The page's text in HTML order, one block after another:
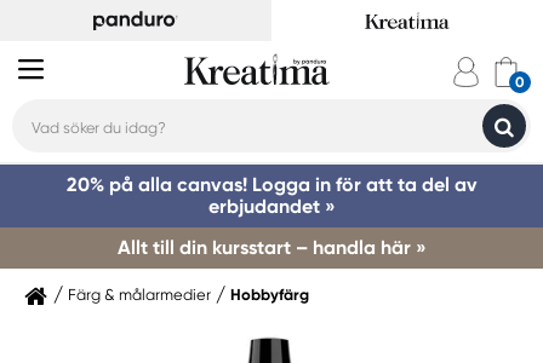
20% på alla canvas! Logga in för att ta del av
erbjudandet »
Allt till din kursstart – handla här »
Färg & målarmedier Hobbyfärg